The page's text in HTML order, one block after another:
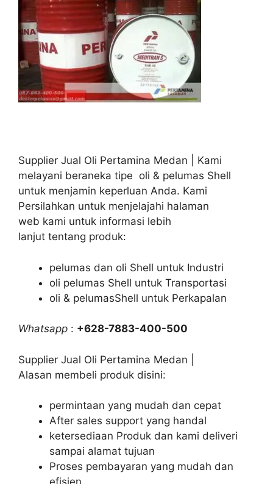
Supplier Jual Oli Pertamina Medan | Kami
melayani beraneka tipe oli & pelumas Shell
untuk menjamin keperluan Anda. Kami
Persilahkan untuk menjelajahi halaman
web kami untuk informasi lebih
lanjut tentang produk:
pelumas dan oli Shell untuk Industri
oli pelumas Shell untuk Transportasi
oli & pelumasShell untuk Perkapalan
Whatsapp : +628-7883-400-500
Supplier Jual Oli Pertamina Medan |
Alasan membeli produk disini:
permintaan yang mudah dan cepat
After sales support yang handal
ketersediaan Produk dan kami deliveri
sampai alamat tujuan
Proses pembayaran yang mudah dan
efisien